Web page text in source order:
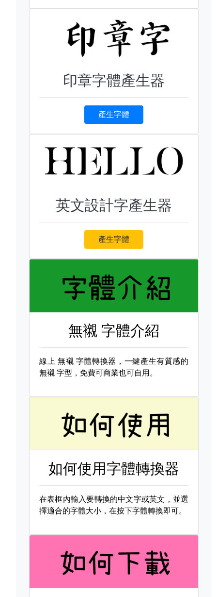
印章字體產生器
產生字體
英文設計字產生器
產生字體
無襯 字體介紹
線上 無襯 字體轉換器，一鍵產生有質感的
無襯 字型，免費可商業也可自用。
如何使用字體轉換器
在表框內輸入要轉換的中文字或英文，並選
擇適合的字體大小，在按下字體轉換即可。